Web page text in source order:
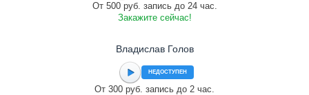
От 500 руб. запись до 24 час.
Закажите сейчас!
Владислав Голов
НЕДОСТУПЕН
От 300 руб. запись до 2 час.